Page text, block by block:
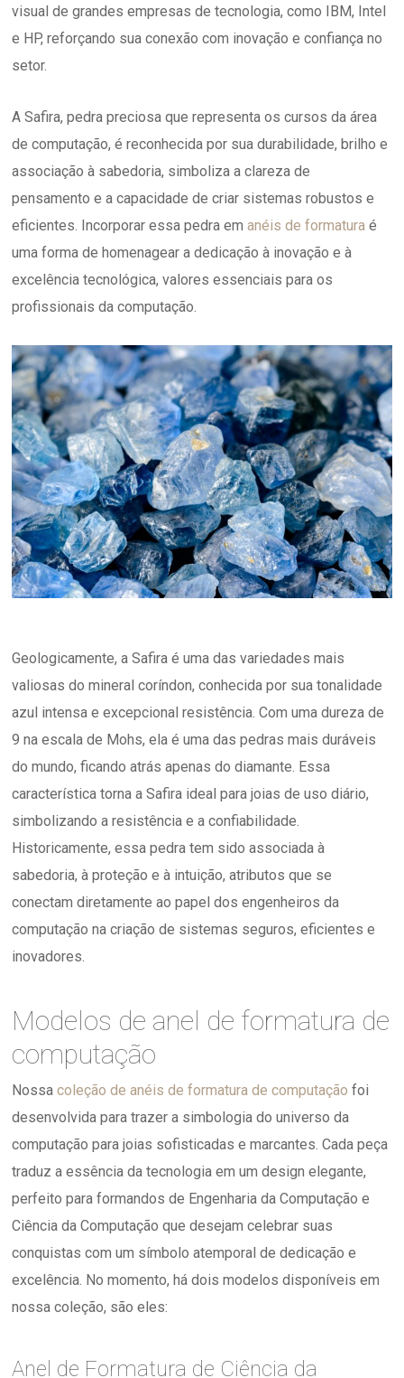
visual de grandes empresas de tecnologia, como IBM, Intel
e HP, reforçando sua conexão com inovação e confiança no
setor.
A Safira, pedra preciosa que representa os cursos da área
de computação, é reconhecida por sua durabilidade, brilho e
associação à sabedoria, simboliza a clareza de
pensamento e a capacidade de criar sistemas robustos e
eficientes. Incorporar essa pedra emanéis de formatura é
uma forma de homenagear a dedicação à inovação e à
excelência tecnológica, valores essenciais para os
profissionais da computação.
Geologicamente, a Safira é uma das variedades mais
valiosas do mineral coríndon, conhecida por sua tonalidade
azul intensa e excepcional resistência. Com uma dureza de
9 na escala de Mohs, ela é uma das pedras mais duráveis
do mundo, ficando atrás apenas do diamante. Essa
característica torna a Safira ideal para joias de uso diário,
simbolizando a resistência e a confiabilidade.
Historicamente, essa pedra tem sido associada à
sabedoria, à proteção e à intuição, atributos que se
conectam diretamente ao papel dos engenheiros da
computação na criação de sistemas seguros, eficientes e
inovadores.
Modelos de anel de formatura de
computação
Nossacoleção de anéis de formatura de computação foi
desenvolvida para trazer a simbologia do universo da
computação para joias sofisticadas e marcantes. Cada peça
traduz a essência da tecnologia em um design elegante,
perfeito para formandos de Engenharia da Computação e
Ciência da Computação que desejam celebrar suas
conquistas com um símbolo atemporal de dedicação e
excelência. No momento, há dois modelos disponíveis em
nossa coleção, são eles:
Anel de Formatura de Ciência da